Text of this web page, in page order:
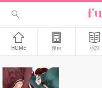
HOME 漫画 小説